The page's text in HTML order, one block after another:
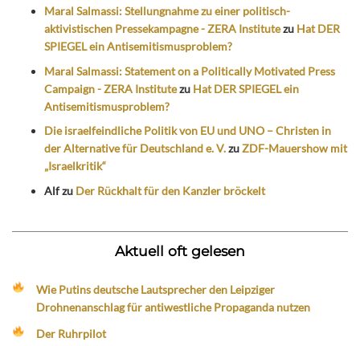
Maral Salmassi: Stellungnahme zu einer politisch-
aktivistischen Pressekampagne - ZERA Institutezu Hat DER
SPIEGEL ein Antisemitismusproblem?
Maral Salmassi: Statement on a Politically Motivated Press
Campaign - ZERA Institutezu Hat DER SPIEGEL ein
Antisemitismusproblem?
Die israelfeindliche Politik von EU und UNO – Christen in
der Alternative für Deutschland e. V.zuZDF-Mauershow mit
„Israelkritik“
Alfzu Der Rückhalt für den Kanzler bröckelt
Aktuell oft gelesen
Wie Putins deutsche Lautsprecher den Leipziger
Drohnenanschlag für antiwestliche Propaganda nutzen
Der Ruhrpilot